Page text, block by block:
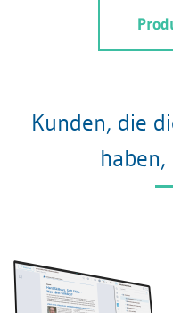
Kunden, die